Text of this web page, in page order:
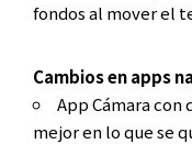
fondos al mover el
Cambios en apps
App Cámara
mejor en lo que se